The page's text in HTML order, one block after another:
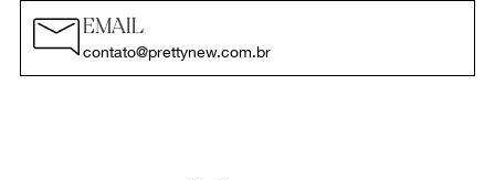
EMAIL
contato@prettynew.com.br